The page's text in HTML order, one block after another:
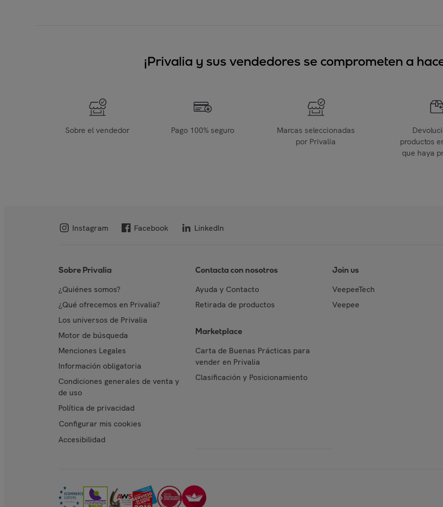
¡Privalia y sus vendedores se comprometen a
Sobre el vendedor Pago 100% seguro
Marcas seleccionadas
por Privalia
productos
que haya
Instagram Facebook LinkedIn
Sobre Privalia
¿Quiénes somos?
¿Qué ofrecemos en Privalia?
Los universos de Privalia
Motor de búsqueda
Menciones Legales
Información obligatoria
Condiciones generales de venta y
de uso
Política de privacidad
Configurar mis cookies
Accesibilidad
Contacta con nosotros
Ayuda y Contacto
Retirada de productos
Marketplace
Carta de Buenas Prácticas para
vender en Privalia
Clasificación y Posicionamiento
Join us
VeepeeTech
Veepee